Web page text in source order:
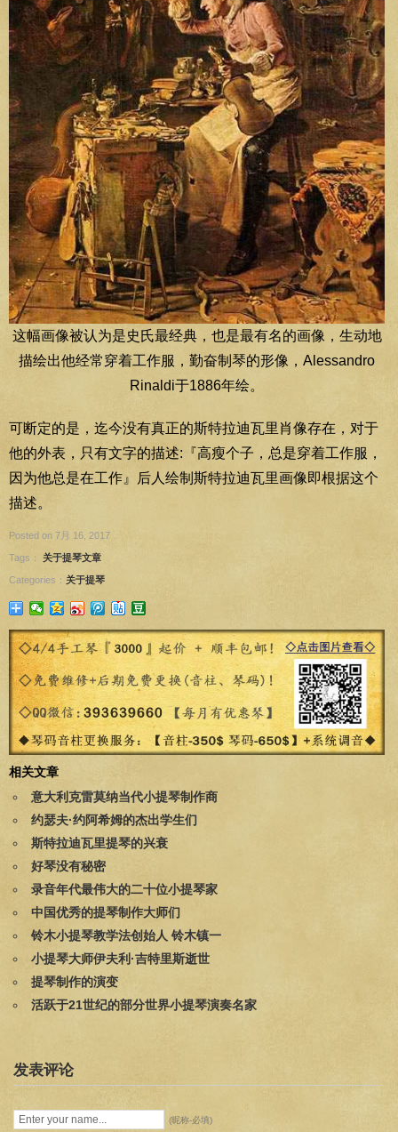
这幅画像被认为是史氏最经典，也是最有名的画像，生动地
描绘出他经常穿着工作服，勤奋制琴的形像，Alessandro
Rinaldi于1886年绘。
可断定的是，迄今没有真正的斯特拉迪瓦里肖像存在，对于
他的外表，只有文字的描述:『高瘦个子，总是穿着工作服，
因为他总是在工作』后人绘制斯特拉迪瓦里画像即根据这个
描述。
Posted on 7月 16, 2017
Tags： 关于提琴文章
Categories： 关于提琴
相关文章
意大利克雷莫纳当代小提琴制作商
约瑟夫·约阿希姆的杰出学生们
斯特拉迪瓦里提琴的兴衰
好琴没有秘密
录音年代最伟大的二十位小提琴家
中国优秀的提琴制作大师们
铃木小提琴教学法创始人 铃木镇一
小提琴大师伊夫利·吉特里斯逝世
提琴制作的演变
活跃于21世纪的部分世界小提琴演奏名家
发表评论
(昵称-必填)